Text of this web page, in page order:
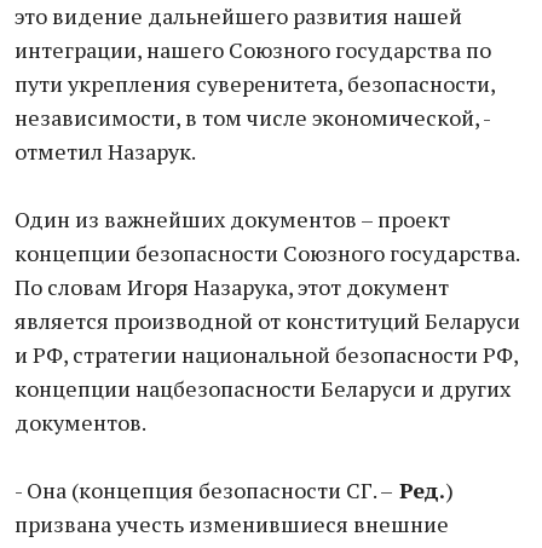
это видение дальнейшего развития нашей
интеграции, нашего Союзного государства по
пути укрепления суверенитета, безопасности,
независимости, в том числе экономической, -
отметил Назарук.
Один из важнейших документов – проект
концепции безопасности Союзного государства.
По словам Игоря Назарука, этот документ
является производной от конституций Беларуси
и РФ, стратегии национальной безопасности РФ,
концепции нацбезопасности Беларуси и других
документов.
- Она (концепция безопасности СГ. – Ред.)
призвана учесть изменившиеся внешние